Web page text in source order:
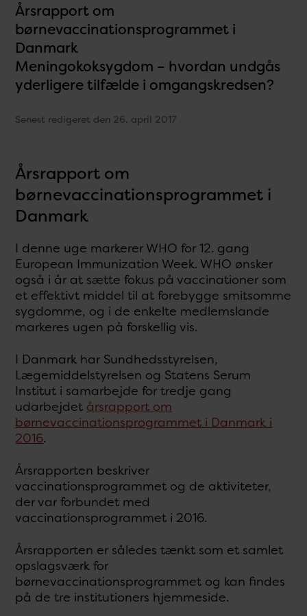
Årsrapport om
børnevaccinationsprogrammet i
Danmark
Meningokoksygdom – hvordan undgås
yderligere tilfælde i omgangskredsen?
Senest redigeret den 26. april 2017
Årsrapport om
børnevaccinationsprogrammet i
Danmark
I denne uge markerer WHO for 12. gang
European Immunization Week. WHO ønsker
også i år at sætte fokus på vaccinationer som
et effektivt middel til at forebygge smitsomme
sygdomme, og i de enkelte medlemslande
markeres ugen på forskellig vis.
I Danmark har Sundhedsstyrelsen,
Lægemiddelstyrelsen og Statens Serum
Institut i samarbejde for tredje gang
udarbejdet årsrapport om
børnevaccinationsprogrammet i Danmark i
2016.
Årsrapporten beskriver
vaccinationsprogrammet og de aktiviteter,
der var forbundet med
vaccinationsprogrammet i 2016.
Årsrapporten er således tænkt som et samlet
opslagsværk for
børnevaccinationsprogrammet og kan findes
på de tre institutioners hjemmeside.